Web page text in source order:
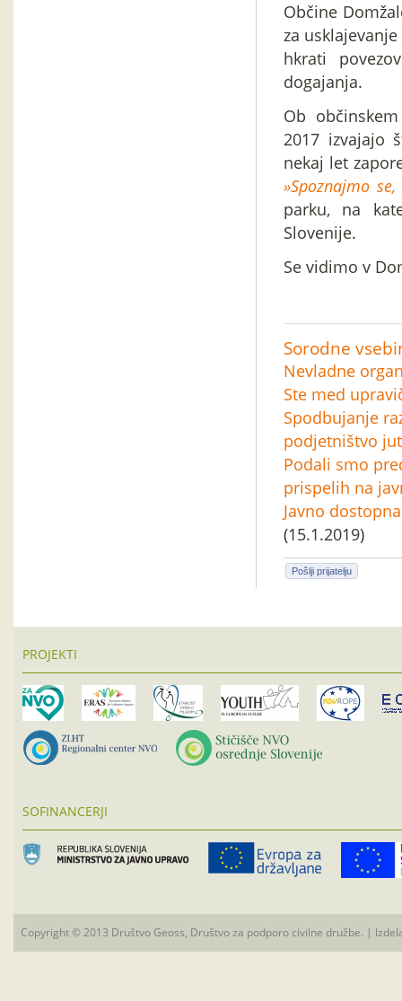
Občine
za
hkrati
dogajanja.
Ob
2017 izvajajo
nekaj let
»Spoznajmo
parku, na
Slovenije.
Se vidimo v
Sorodne
Nevladne
Ste med
Spodbujanje
podjetništvo
Podali smo
prispelih na
Javno
(15.1.2019)
Pošlji prijatelju
PROJEKTI
SOFINANCERJI
Copyright © 2013 Društvo Geoss, Društvo za podporo civilne družbe. |